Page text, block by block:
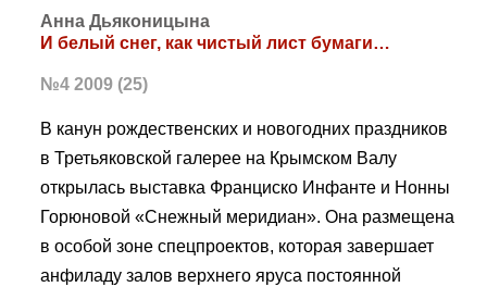
Анна Дьяконицына
И белый снег, как чистый лист бумаги…
№4 2009 (25)
В канун рождественских и новогодних праздников
в Третьяковской галерее на Крымском Валу
открылась выставка Франциско Инфанте и Нонны
Горюновой «Снежный меридиан». Она размещена
в особой зоне спецпроектов, которая завершает
анфиладу залов верхнего яруса постоянной